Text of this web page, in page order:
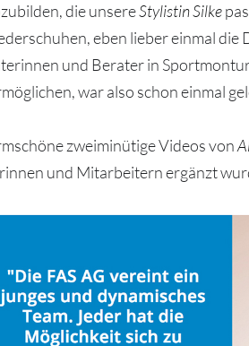
die unsereStylistin Silke
eben lieber einmal die
und Berater in
war also schon einmal
zweiminütige Videos von
und Mitarbeitern ergänzt